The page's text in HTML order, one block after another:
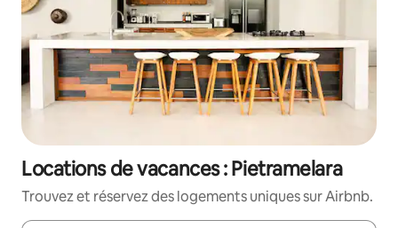
Locations de vacances : Pietramelara
Trouvez et réservez des logements uniques sur Airbnb.